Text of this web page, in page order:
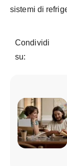
sistemi di
Condividi
su: